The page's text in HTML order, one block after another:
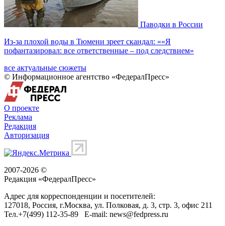
Паводки в России
Из-за плохой воды в Тюмени зреет скандал: ««Я
пофантазировал: все ответственные – под следствием»
все актуальные сюжеты
© Информационное агентство «ФедералПресс»
О проекте
Реклама
Редакция
Авторизация
2007-2026 ©
Редакция «ФедералПресс»
Адрес для корреспонденции и посетителей:
127018, Россия, г.Москва, ул. Полковая, д. 3, стр. 3, офис 211
Тел.+7(499) 112-35-89 E-mail: news@fedpress.ru